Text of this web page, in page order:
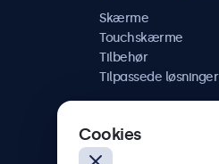
Skærme
Touchskærme
Tilbehør
Tilpassede løsninger
Cookies